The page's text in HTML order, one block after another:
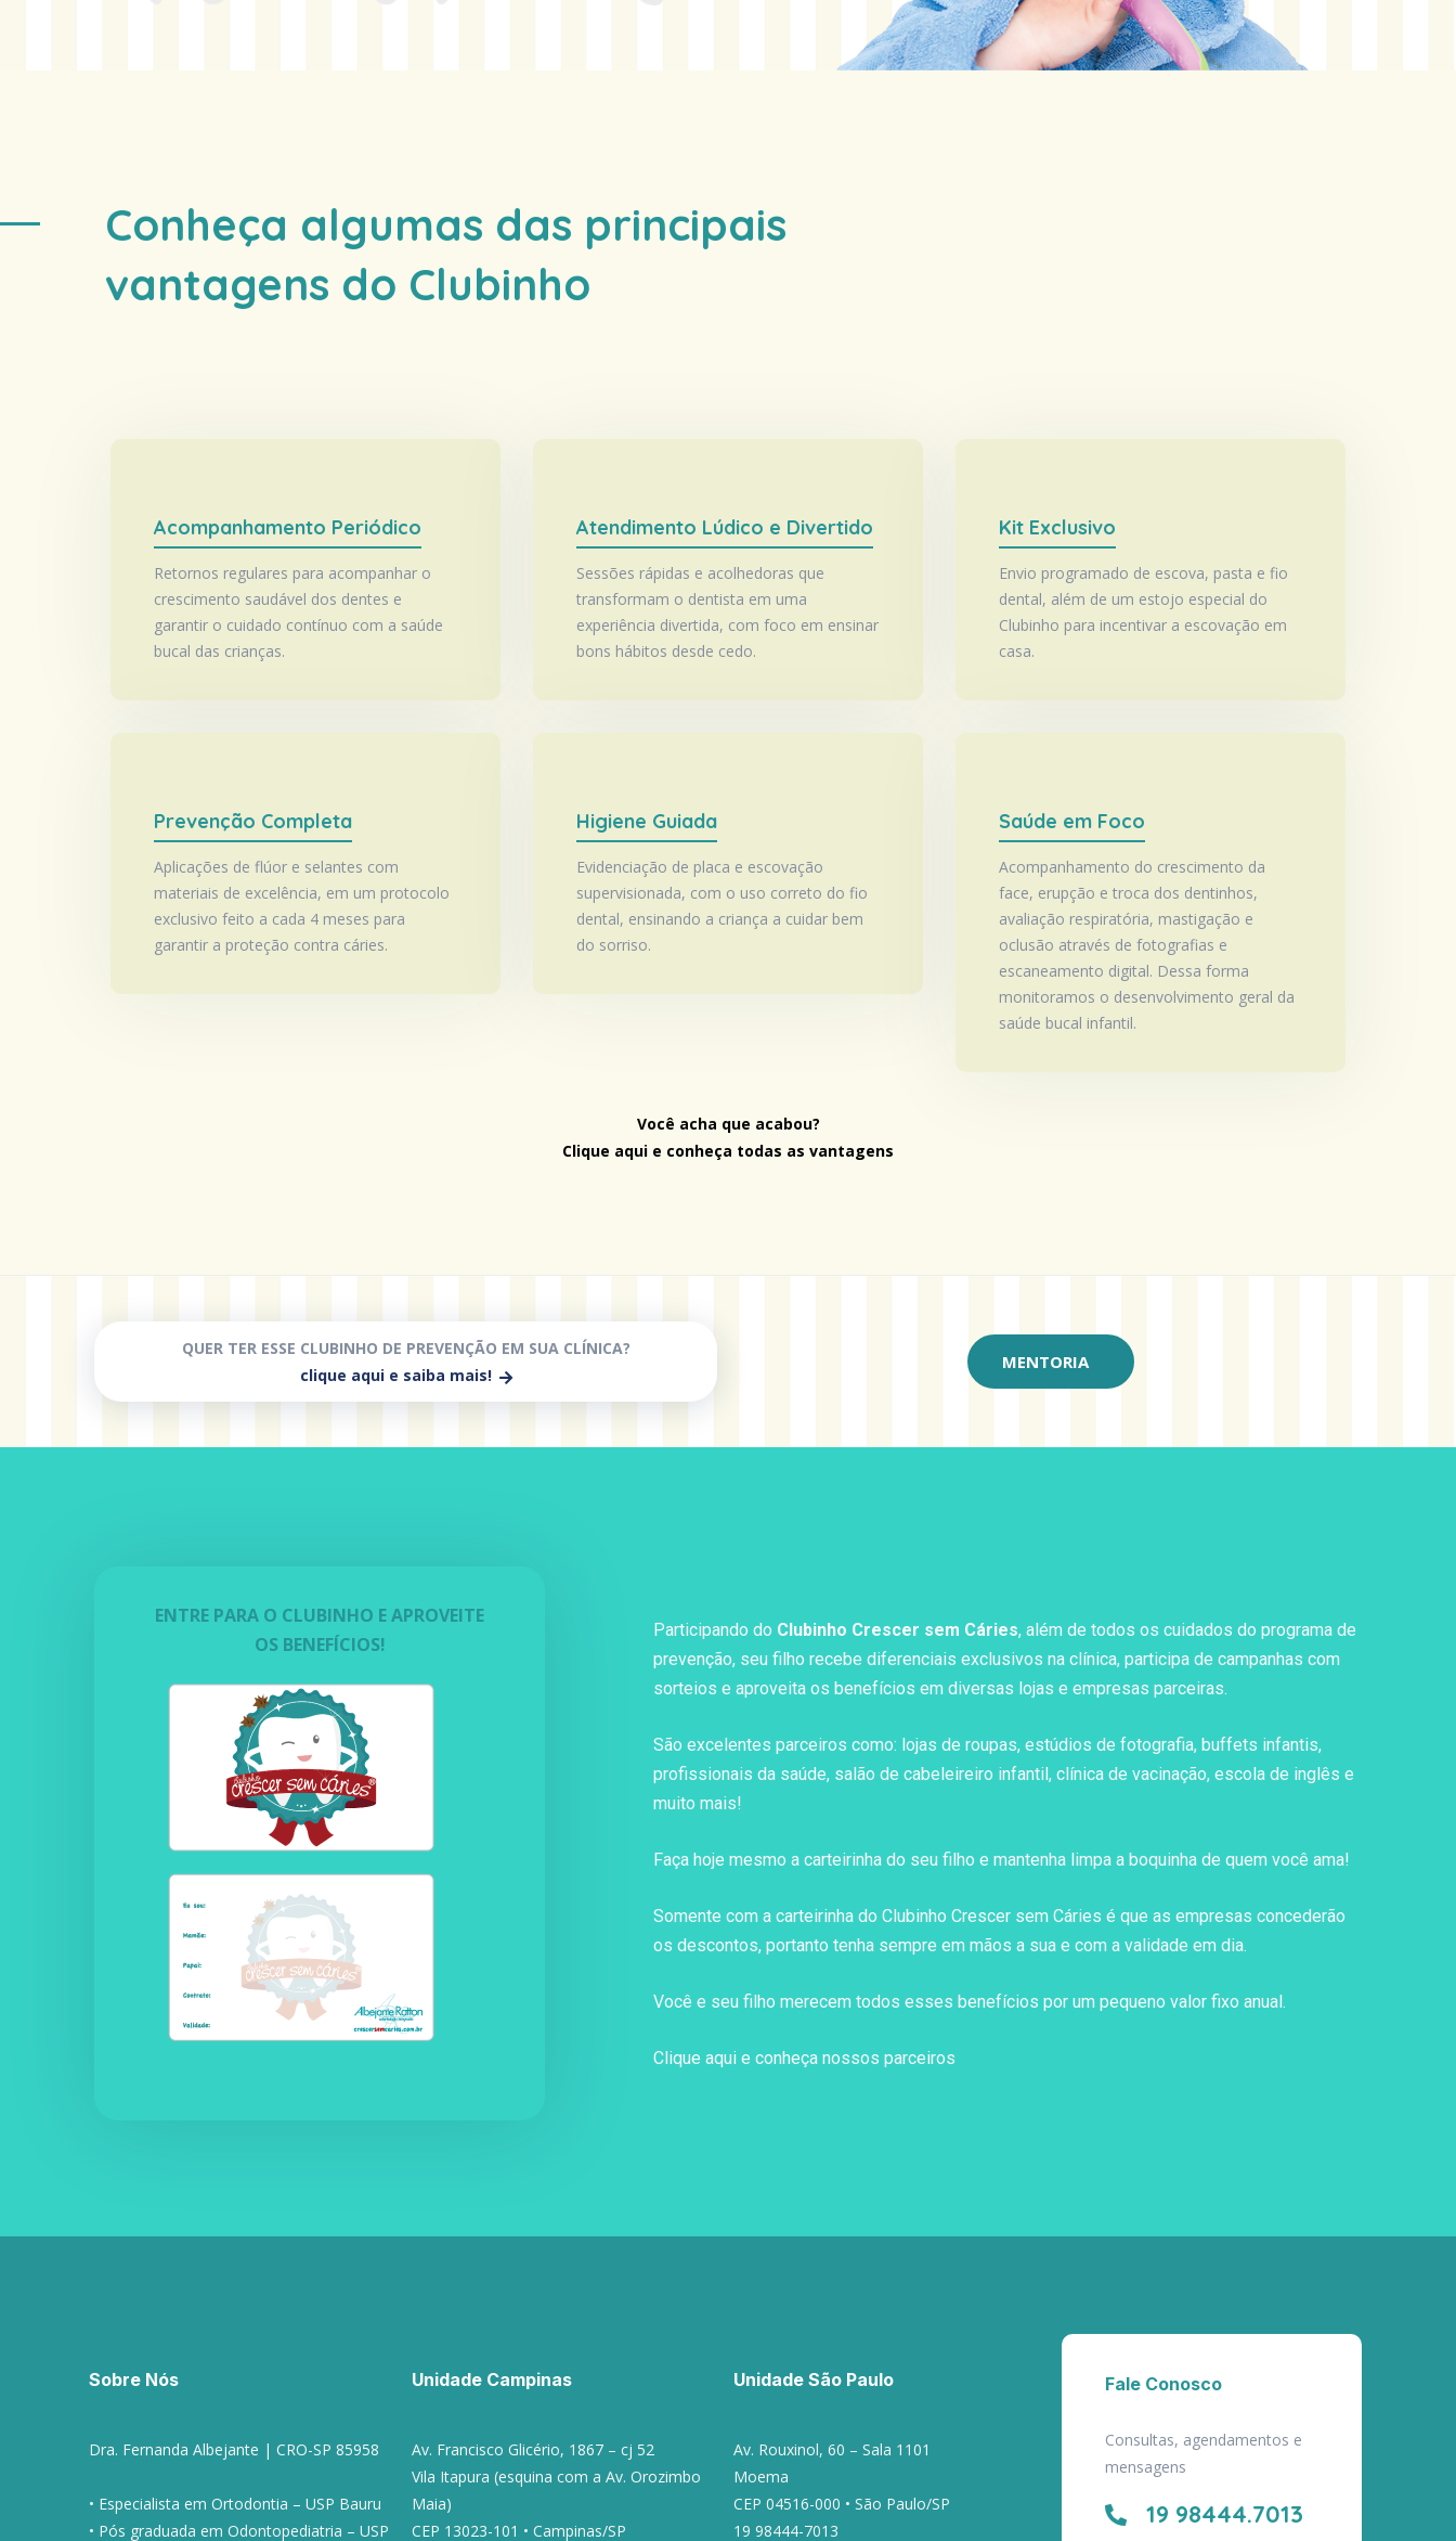
Conheça algumas das principais
vantagens do Clubinho
Acompanhamento Periódico
Retornos regulares para acompanhar o
crescimento saudável dos dentes e
garantir o cuidado contínuo com a saúde
bucal das crianças.
Atendimento Lúdico e Divertido
Sessões rápidas e acolhedoras que
transformam o dentista em uma
experiência divertida, com foco em ensinar
bons hábitos desde cedo.
Kit Exclusivo
Envio programado de escova, pasta e fio
dental, além de um estojo especial do
Clubinho para incentivar a escovação em
casa.
Prevenção Completa
Aplicações de flúor e selantes com
materiais de excelência, em um protocolo
exclusivo feito a cada 4 meses para
garantir a proteção contra cáries.
Higiene Guiada
Evidenciação de placa e escovação
supervisionada, com o uso correto do fio
dental, ensinando a criança a cuidar bem
do sorriso.
Saúde em Foco
Acompanhamento do crescimento da
face, erupção e troca dos dentinhos,
avaliação respiratória, mastigação e
oclusão através de fotografias e
escaneamento digital. Dessa forma
monitoramos o desenvolvimento geral da
saúde bucal infantil.
Você acha que acabou?
Clique aqui e conheça todas as vantagens
QUER TER ESSE CLUBINHO DE PREVENÇÃO EM SUA CLÍNICA?
clique aqui e saiba mais!
MENTORIA
ENTRE PARA O CLUBINHO E APROVEITE
OS BENEFÍCIOS!
Participando do Clubinho Crescer sem Cáries, além de todos os cuidados do programa de
prevenção, seu filho recebe diferenciais exclusivos na clínica, participa de campanhas com
sorteios e aproveita os benefícios em diversas lojas e empresas parceiras.
São excelentes parceiros como: lojas de roupas, estúdios de fotografia, buffets infantis,
profissionais da saúde, salão de cabeleireiro infantil, clínica de vacinação, escola de inglês e
muito mais!
Faça hoje mesmo a carteirinha do seu filho e mantenha limpa a boquinha de quem você ama!
Somente com a carteirinha do Clubinho Crescer sem Cáries é que as empresas concederão
os descontos, portanto tenha sempre em mãos a sua e com a validade em dia.
Você e seu filho merecem todos esses benefícios por um pequeno valor fixo anual.
Clique aqui e conheça nossos parceiros
Sobre Nós
Dra. Fernanda Albejante | CRO-SP 85958
• Especialista em Ortodontia – USP Bauru
• Pós graduada em Odontopediatria – USP
Unidade Campinas
Av. Francisco Glicério, 1867 – cj 52
Vila Itapura (esquina com a Av. Orozimbo
Maia)
CEP 13023-101 • Campinas/SP
Unidade São Paulo
Av. Rouxinol, 60 – Sala 1101
Moema
CEP 04516-000 • São Paulo/SP
19 98444-7013
Fale Conosco
Consultas, agendamentos e
mensagens
19 98444.7013